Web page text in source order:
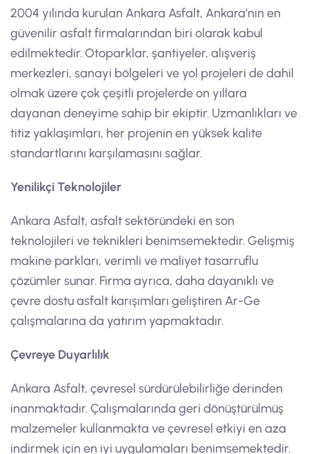
2004 yılında kurulan Ankara Asfalt, Ankara’nın en
güvenilir asfalt firmalarından biri olarak kabul
edilmektedir. Otoparklar, şantiyeler, alışveriş
merkezleri, sanayi bölgeleri ve yol projeleri de dahil
olmak üzere çok çeşitli projelerde on yıllara
dayanan deneyime sahip bir ekiptir. Uzmanlıkları ve
titiz yaklaşımları, her projenin en yüksek kalite
standartlarını karşılamasını sağlar.
Yenilikçi Teknolojiler
Ankara Asfalt, asfalt sektöründeki en son
teknolojileri ve teknikleri benimsemektedir. Gelişmiş
makine parkları, verimli ve maliyet tasarruflu
çözümler sunar. Firma ayrıca, daha dayanıklı ve
çevre dostu asfalt karışımları geliştiren Ar-Ge
çalışmalarına da yatırım yapmaktadır.
Çevreye Duyarlılık
Ankara Asfalt, çevresel sürdürülebilirliğe derinden
inanmaktadır. Çalışmalarında geri dönüştürülmüş
malzemeler kullanmakta ve çevresel etkiyi en aza
indirmek için en iyi uygulamaları benimsemektedir.